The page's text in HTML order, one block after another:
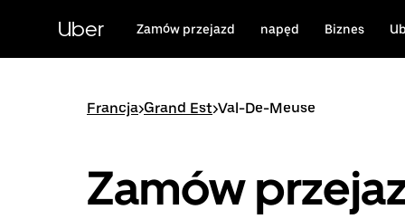
zawartości
Uber Zamów przejazd napęd Biznes
Francja>Grand Est>Val-De-Meuse
Zamów